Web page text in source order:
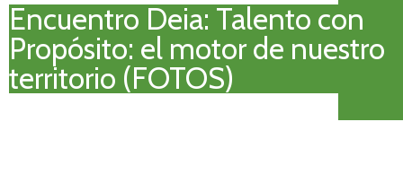
Encuentro Deia: Talento con
Propósito: el motor de nuestro
territorio (FOTOS)